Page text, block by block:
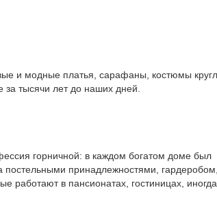
и модные платья, сарафаны, костюмы
тысячи лет до наших дней.
горничной: в каждом богатом доме был
постельными принадлежностями,
работают в пансионатах, гостиницах,